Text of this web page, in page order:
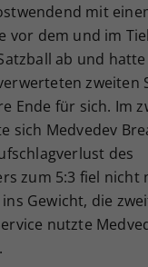
mit
vor dem und im
ab und
zweiten
Ende für sich. Im
sich Medvedev
des
zum 5:3 fiel nicht
Gewicht, die
nutzte